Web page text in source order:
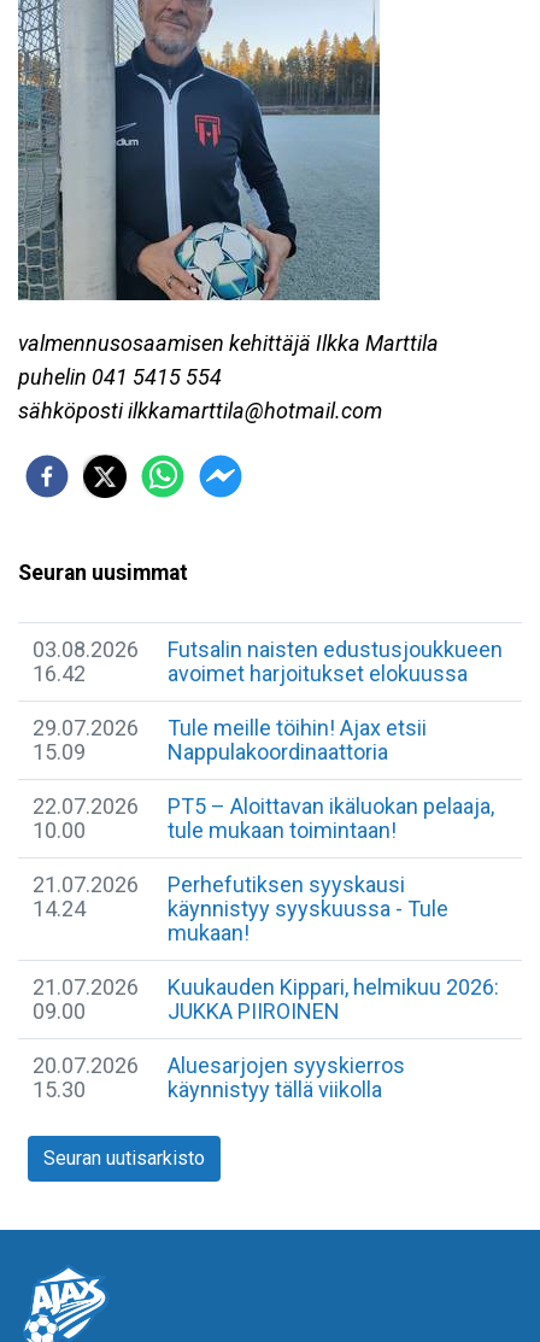
valmennusosaamisen kehittäjä Ilkka Marttila
puhelin 041 5415 554
sähköposti ilkkamarttila@hotmail.com
Seuran uusimmat
03.08.2026
16.42
Futsalin naisten edustusjoukkueen
avoimet harjoitukset elokuussa
29.07.2026
15.09
Tule meille töihin! Ajax etsii
Nappulakoordinaattoria
22.07.2026
10.00
​PT5 – Aloittavan ikäluokan pelaaja,
tule mukaan toimintaan!
21.07.2026
14.24
Perhefutiksen syyskausi
käynnistyy syyskuussa - Tule
mukaan!
21.07.2026
09.00
Kuukauden Kippari, helmikuu 2026:
JUKKA PIIROINEN
20.07.2026
15.30
Aluesarjojen syyskierros
käynnistyy tällä viikolla
Seuran uutisarkisto